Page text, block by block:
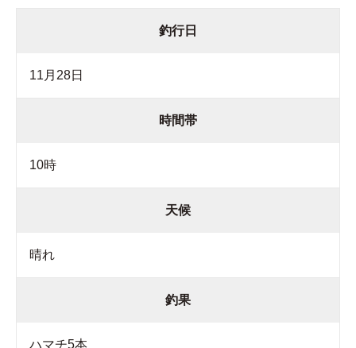
釣行日
11月28日
時間帯
10時
天候
晴れ
釣果
ハマチ5本